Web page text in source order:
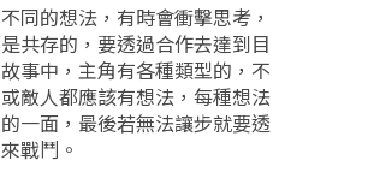
同的想法，有時會衝擊思考，
共存的，要透過合作去達到目
事中，主角有各種類型的，不
敵人都應該有想法，每種想法
一面，最後若無法讓步就要透
戰鬥。